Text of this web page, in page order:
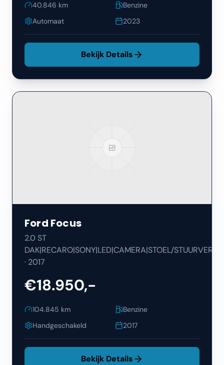
40.846 km
Benzine
Automaat
2023
Bekijk Details
Ford Focus
2.0 ST
DAK|RECARO|SONY|LED|CAMERA|STOEL/STUURVERW|
· 2017
€18.950,-
104.845 km
Benzine
Handgeschakeld
2017
Bekijk Details